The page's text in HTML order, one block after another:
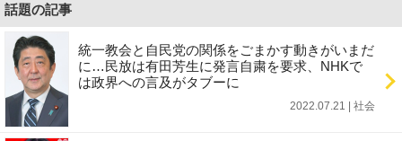
話題の記事
統一教会と自民党の関係をごまかす動きがいまだ
に…民放は有田芳生に発言自粛を要求、NHKで
は政界への言及がタブーに
2022.07.21 | 社会